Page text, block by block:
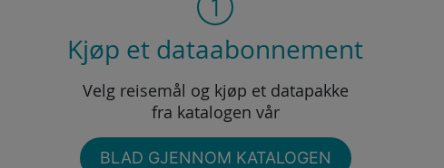
Kjøp et dataabonnement
Velg reisemål og kjøp et datapakke
fra katalogen vår
BLAD GJENNOM KATALOGEN